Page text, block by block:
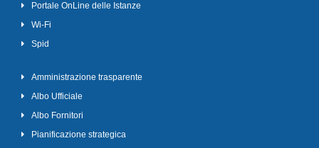
Portale OnLine delle Istanze
Wi-Fi
Spid
Amministrazione trasparente
Albo Ufficiale
Albo Fornitori
Pianificazione strategica